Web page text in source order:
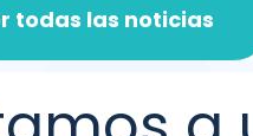
todas las noticias